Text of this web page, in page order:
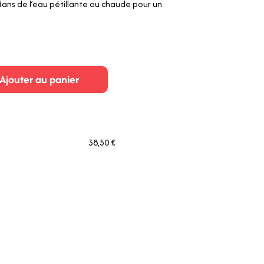
de l’eau pétillante ou chaude pour un
Ajouter au panier
38,50 €